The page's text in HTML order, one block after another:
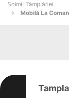
Șoimii Tâmplăriei
Mobilă La